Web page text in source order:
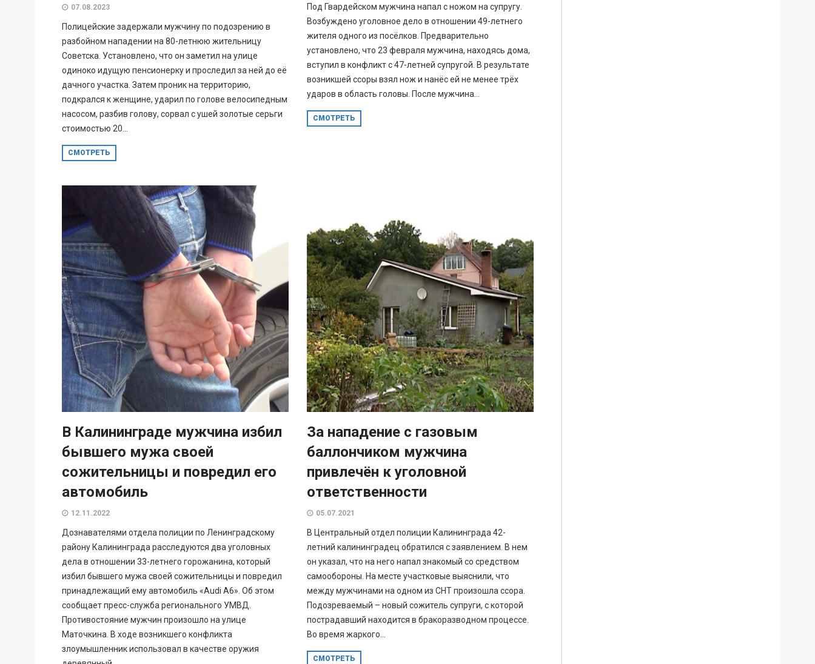
07.08.2023
Полицейские задержали мужчину по подозрению в
разбойном нападении на 80-летнюю жительницу
Советска. Установлено, что он заметил на улице
одиноко идущую пенсионерку и проследил за ней до её
дачного участка. Затем проник на территорию,
подкрался к женщине, ударил по голове велосипедным
насосом, разбив голову, сорвал с ушей золотые серьги
стоимостью 20...
СМОТРЕТЬ
Под Гвардейском мужчина напал с ножом на супругу.
Возбуждено уголовное дело в отношении 49-летнего
жителя одного из посёлков. Предварительно
установлено, что 23 февраля мужчина, находясь дома,
вступил в конфликт с 47-летней супругой. В результате
возникшей ссоры взял нож и нанёс ей не менее трёх
ударов в область головы. После мужчина...
СМОТРЕТЬ
В Калининграде мужчина избил
бывшего мужа своей
сожительницы и повредил его
автомобиль
12.11.2022
Дознавателями отдела полиции по Ленинградскому
району Калининграда расследуются два уголовных
дела в отношении 33-летнего горожанина, который
избил бывшего мужа своей сожительницы и повредил
принадлежащий ему автомобиль «Audi A6». Об этом
сообщает пресс-служба регионального УМВД.
Противостояние мужчин произошло на улице
Маточкина. В ходе возникшего конфликта
злоумышленник использовал в качестве оружия
За нападение с газовым
баллончиком мужчина
привлечён к уголовной
ответственности
05.07.2021
В Центральный отдел полиции Калининграда 42-
летний калининградец обратился с заявлением. В нем
он указал, что на него напал знакомый со средством
самообороны. На месте участковые выяснили, что
между мужчинами на одном из СНТ произошла ссора.
Подозреваемый – новый сожитель супруги, с которой
пострадавший находится в бракоразводном процессе.
Во время жаркого...
СМОТРЕТЬ